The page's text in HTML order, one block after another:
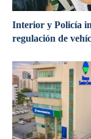
Interior y Policía
regulación de